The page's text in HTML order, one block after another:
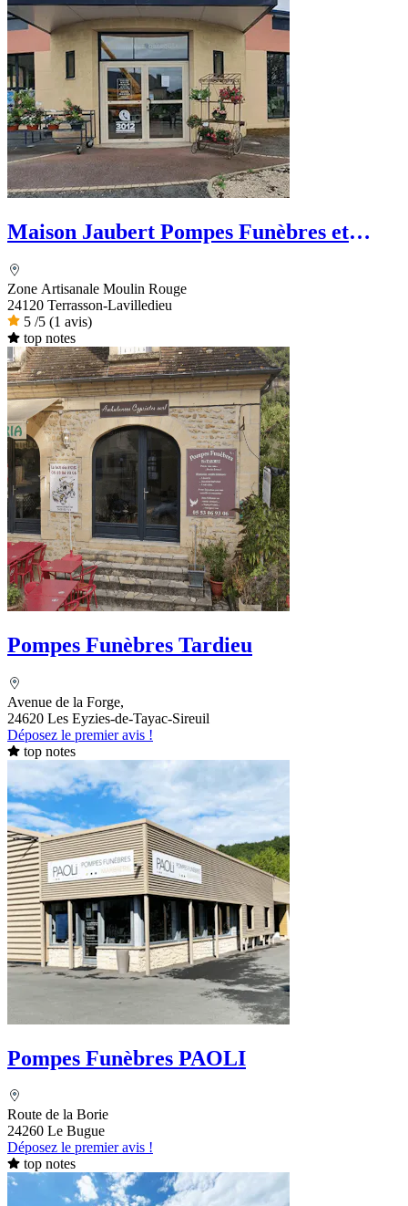
Maison Jaubert Pompes Funèbres et
Zone Artisanale Moulin Rouge
24120 Terrasson-Lavilledieu
5 /5 (1 avis)
top notes
Pompes Funèbres Tardieu
Avenue de la Forge,
24620 Les Eyzies-de-Tayac-Sireuil
Déposez le premier avis !
top notes
Pompes Funèbres PAOLI
Route de la Borie
24260 Le Bugue
Déposez le premier avis !
top notes